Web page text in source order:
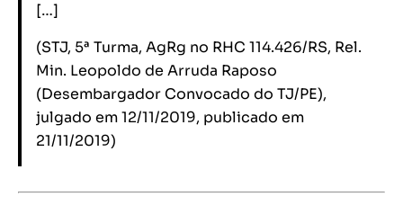
[…]
(STJ, 5ª Turma, AgRg no RHC 114.426/RS, Rel.
Min. Leopoldo de Arruda Raposo
(Desembargador Convocado do TJ/PE),
julgado em 12/11/2019, publicado em
21/11/2019)